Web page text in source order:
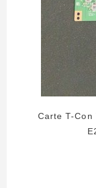
Carte T-Con